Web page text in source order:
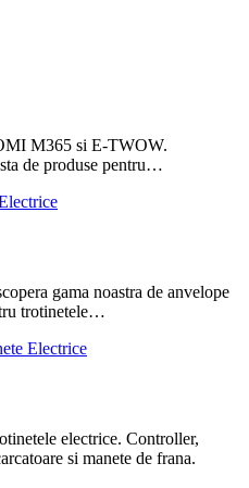
M365 si E-TWOW.
de produse pentru…
gama noastra de anvelope
trotinetele…
electrice. Controller,
si manete de frana.